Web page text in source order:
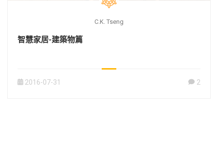
C.K. Tseng
智慧家居-建築物篇
2016-07-31 2